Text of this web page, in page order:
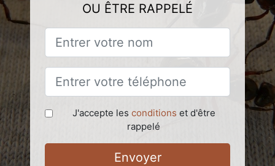
OU ÊTRE RAPPELÉ
J'accepte les conditions et d'être
rappelé
Envoyer